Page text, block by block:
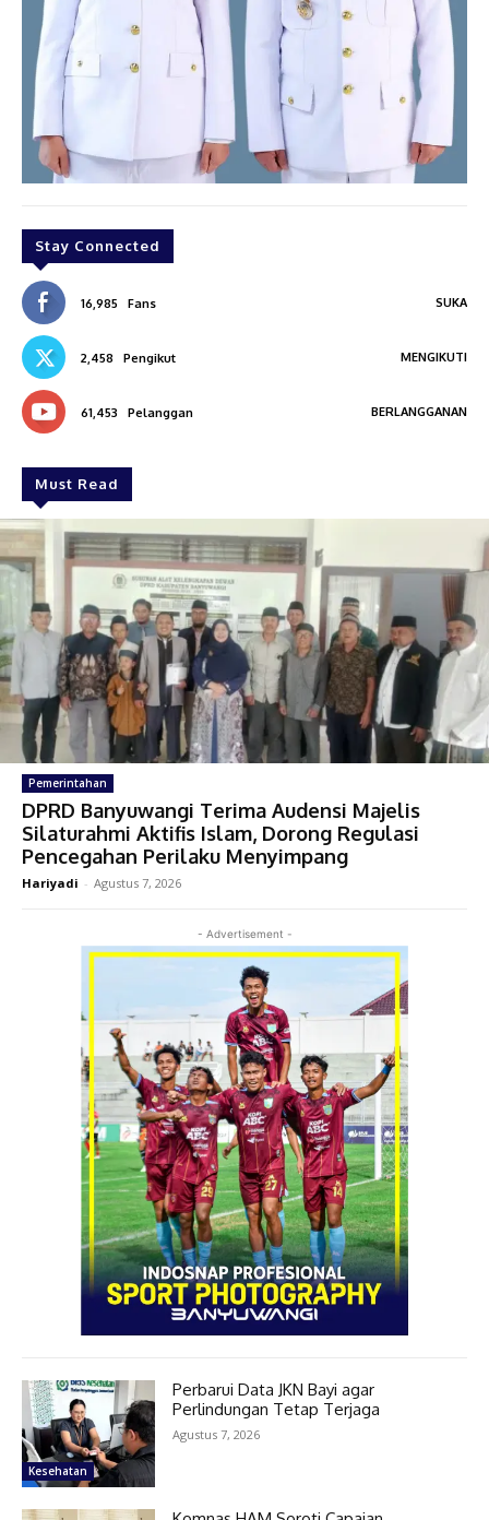
Stay Connected
16,985 Fans SUKA
2,458 Pengikut MENGIKUTI
61,453 Pelanggan BERLANGGANAN
Must Read
Pemerintahan
DPRD Banyuwangi Terima Audensi Majelis
Silaturahmi Aktifis Islam, Dorong Regulasi
Pencegahan Perilaku Menyimpang
Hariyadi - Agustus 7, 2026
- Advertisement -
Kesehatan
Perbarui Data JKN Bayi agar
Perlindungan Tetap Terjaga
Agustus 7, 2026